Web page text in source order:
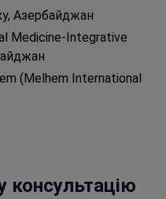
Азербайджан
Medicine-Integrative
(Melhem International
консультацію